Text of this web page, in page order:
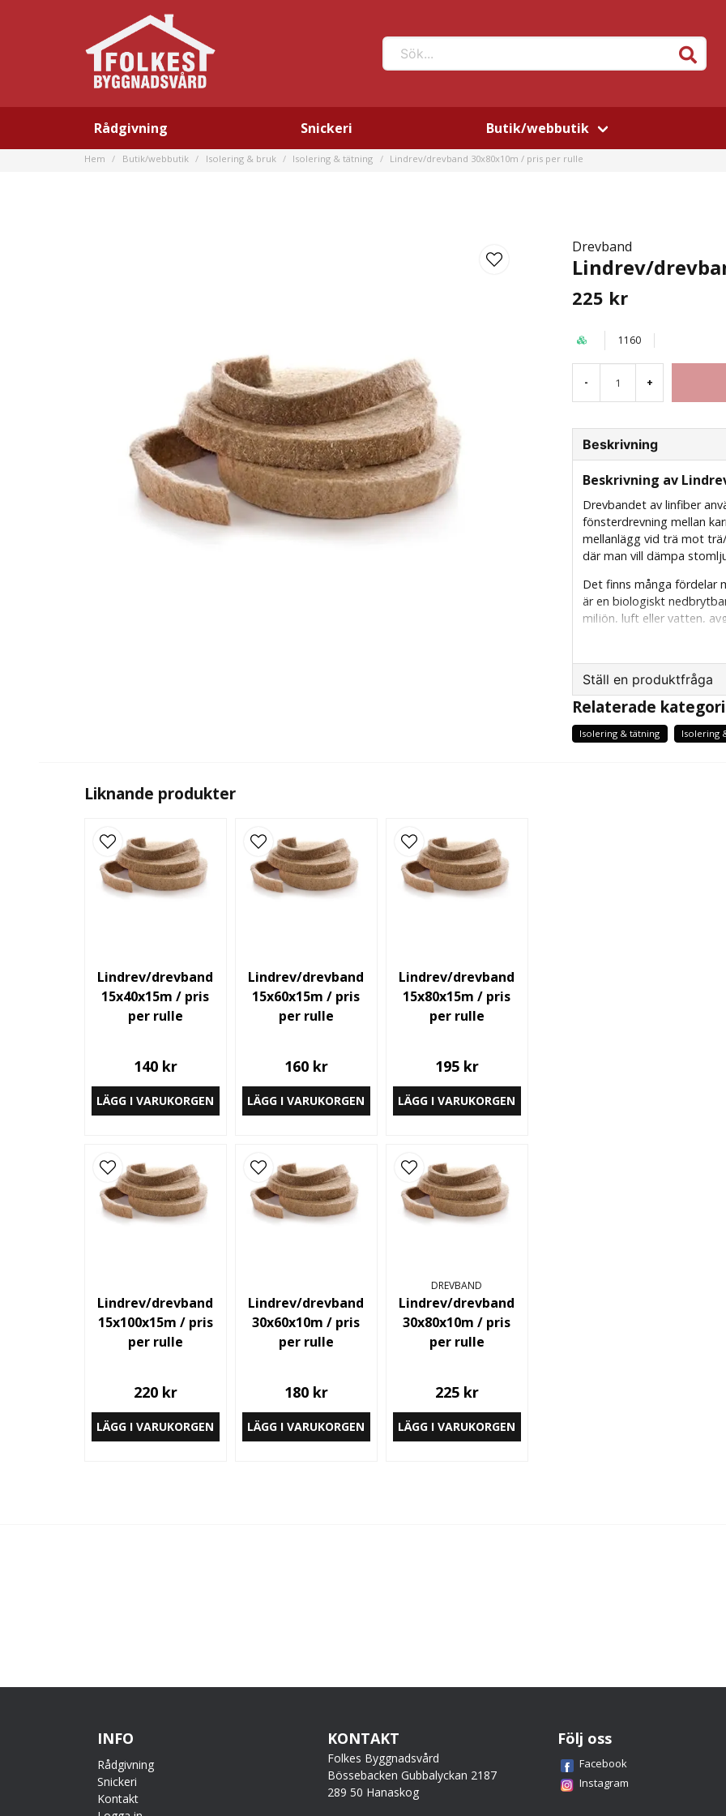
Sök...
Rådgivning Snickeri Butik/webbutik
Hem Butik/webbutik Isolering & bruk Isolering & tätning Lindrev/drevband 30x80x10m / pris per rulle
Drevband
Lindrev/
225 kr
1160
- +
Beskrivning
Beskrivning av
Drevbandet av linfiber
fönsterdrevning mellan
mellanlägg vid trä mot
där man vill dämpa
Det finns många fördelar
är en biologiskt
miljön, luft eller vatten,
gaser. Dessutom är
drivhuseffekten –
Ställ en produktfråga
question
Fråga oss något om
Relaterade
Isolering & tätning Isolering
Liknande produkter
Lindrev/drevband
15x40x15m / pris
per rulle
140 kr
LÄGG I VARUKORGEN
Lindrev/drevband
15x60x15m / pris
per rulle
160 kr
LÄGG I VARUKORGEN
Lindrev/drevband
15x80x15m / pris
per rulle
195 kr
LÄGG I VARUKORGEN
Lindrev/drevband
15x100x15m / pris
per rulle
220 kr
LÄGG I VARUKORGEN
Lindrev/drevband
30x60x10m / pris
per rulle
180 kr
LÄGG I VARUKORGEN
DREVBAND
Lindrev/drevband
30x80x10m / pris
per rulle
225 kr
LÄGG I VARUKORGEN
INFO
Rådgivning
Snickeri
Kontakt
KONTAKT
Folkes Byggnadsvård
Bössebacken Gubbalyckan 2187
289 50 Hanaskog
Följ oss
Facebook
Instagram